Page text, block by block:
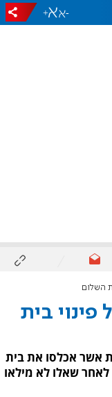
-
+
השלום
בית
אשר אכלסו את בית
פינויו סכום של 305,030 ₪, לאחר שאלו לא מילאו